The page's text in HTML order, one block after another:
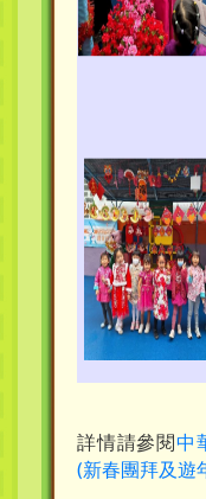
詳情請參閱中
(新春團拜及遊